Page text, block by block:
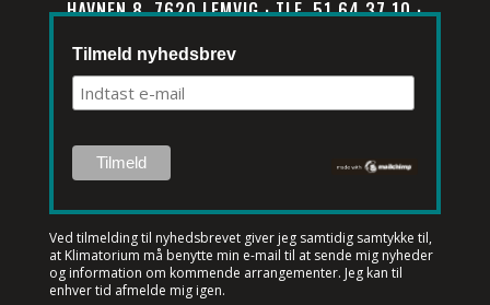
HAVNEN 8, 7620 LEMVIG · TLF. 51 64 37 10 ·
INFO@KLIMATORIUM.DK
Tilmeld nyhedsbrev
Ved tilmelding til nyhedsbrevet giver jeg samtidig samtykke til,
at Klimatorium må benytte min e-mail til at sende mig nyheder
og information om kommende arrangementer. Jeg kan til
enhver tid afmelde mig igen.